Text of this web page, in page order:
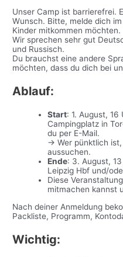
Unser Camp ist barrierefrei.
Wunsch. Bitte, melde dich
Kinder mitkommen möchten.
Wir sprechen sehr gut
und Russisch.
Du brauchst eine andere
möchten, dass du dich bei
Ablauf:
Start: 1. August,
Campingplatz in
du per E-Mail.
→ Wer pünktlich
aussuchen.
Ende: 3. August,
Leipzig Hbf und/
Diese
mitmachen kannst
Nach deiner Anmeldung
Packliste, Programm,
Wichtig: